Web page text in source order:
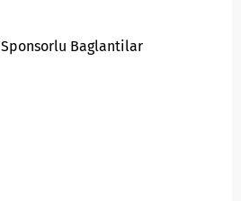
Sponsorlu Baglantilar